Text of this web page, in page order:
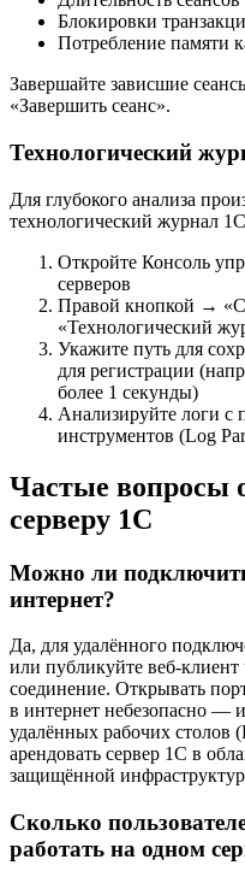
Блокировки
Потребление памяти
Завершайте зависшие
«Завершить сеанс».
Технологический
Для глубокого анализа
технологический журнал
Откройте Консоль
серверов
Правой кнопкой →
«Технологический
Укажите путь для
для регистрации
более 1 секунды)
Анализируйте логи
инструментов (Log
Частые вопросы
серверу 1С
Можно ли
интернет?
Да, для удалённого
или публикуйте веб-
соединение. Открывать
в интернет небезопасно —
удалённых рабочих столов
арендовать сервер 1С в
защищённой
Сколько
работать на одном